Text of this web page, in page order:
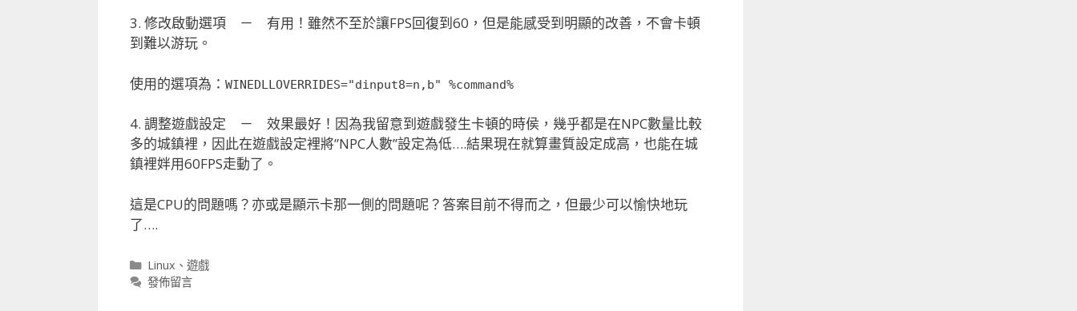
3. 修改啟動選項 － 有用！雖然不至於讓FPS回復到60，但是能感受到明顯的改善，不會卡頓
到難以游玩。
使用的選項為： WINEDLLOVERRIDES="dinput8=n,b" %command%
4. 調整遊戲設定 － 效果最好！因為我留意到遊戲發生卡頓的時侯，幾乎都是在NPC數量比較
多的城鎮裡，因此在遊戲設定裡將”NPC人數”設定為低….結果現在就算畫質設定成高，也能在城
鎮裡姅用60FPS走動了。
這是CPU的問題嗎？亦或是顯示卡那一側的問題呢？答案目前不得而之，但最少可以愉快地玩
了….
分
類
Linux 、 遊戲
發佈留言